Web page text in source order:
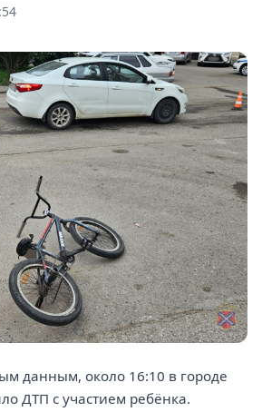
данным, около 16:10 в городе
ДТП с участием ребёнка.